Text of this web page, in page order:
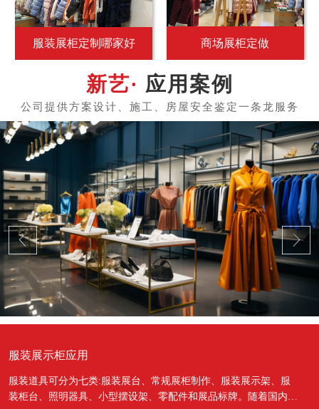
服装展柜定制哪家好 商场展柜定做
应用案例
服装展示柜应用
服装道具可分为七类:服装展台、常规展柜制作、服装展示架、服
装柜台、照明器具、小型摆设架、零配件和展品标牌。随着国内经